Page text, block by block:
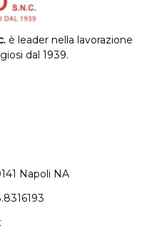
è leader nella lavorazione
dal 1939.
Napoli NA